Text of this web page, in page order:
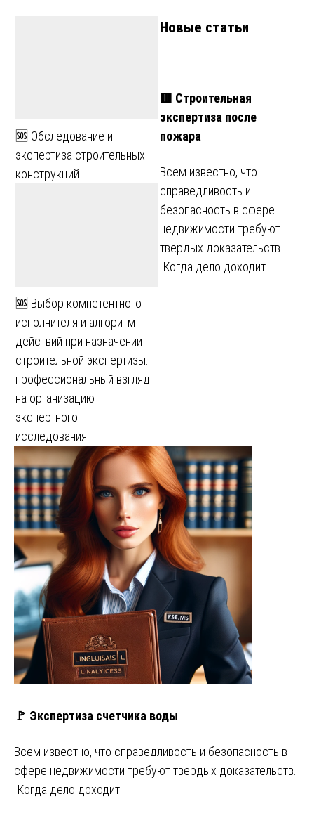
🆘 Обследование и
экспертиза строительных
конструкций
🆘 Выбор компетентного
исполнителя и алгоритм
действий при назначении
строительной экспертизы:
профессиональный взгляд
на организацию
экспертного
исследования
Новые статьи
🟥 Строительная
экспертиза после
пожара
Всем известно, что
справедливость и
безопасность в сфере
недвижимости требуют
твердых доказательств.
Когда дело доходит…
🚩 Экспертиза счетчика воды
Всем известно, что справедливость и безопасность в
сфере недвижимости требуют твердых доказательств.
Когда дело доходит…